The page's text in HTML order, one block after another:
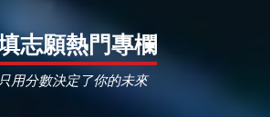
志願熱門專欄
用分數決定了你的未來